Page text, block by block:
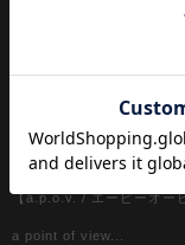
オレンジ
【a.p.o.v. / エーピーオー
a point of view...